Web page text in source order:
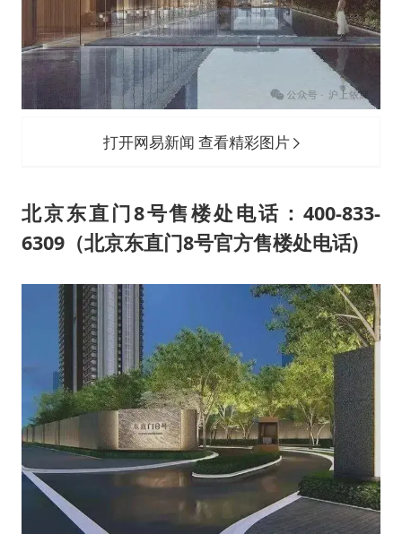
打开网易新闻 查看精彩图片
北京东直门8号售楼处电话：400-833-
6309（北京东直门8号官方售楼处电话)